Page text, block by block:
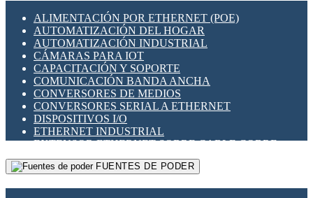
SENSORES INDUCTIVOS
TEMPORIZADORES
VARIACS
VARIADORES DE FRECUENCIA [VDF]
SECCIONADORES - INTERRUPTORES
MAQUINARIA
HERRAMIENTAS VARIAS
ILUMINACIÓN LED
INTERRUPTORES REED
INTERFACES DE RELÉ
OTROS RELÉS
PROTECCIÓN TÉRMICA
RELÉS AUTOMOTRICES
RELÉS DE SEÑAL
RELÉS DE ESTADO SÓLIDO SSR
RELÉS INDUSTRIALES
RELÉS MINIATURA DE POTENCIA
SENSORES MAGNÉTICOS
ALIMENTACIÓN POR ETHERNET (POE)
AUTOMATIZACIÓN DEL HOGAR
AUTOMATIZACIÓN INDUSTRIAL
CÁMARAS PARA IOT
CAPACITACIÓN Y SOPORTE
COMUNICACIÓN BANDA ANCHA
CONVERSORES DE MEDIOS
CONVERSORES SERIAL A ETHERNET
DISPOSITIVOS I/O
ETHERNET INDUSTRIAL
EXTENSOR ETHERNET SOBRE CABLE COBRE
GATEWAY LORAWAN
GESTIÓN DE REDESFUENTES DE PODER